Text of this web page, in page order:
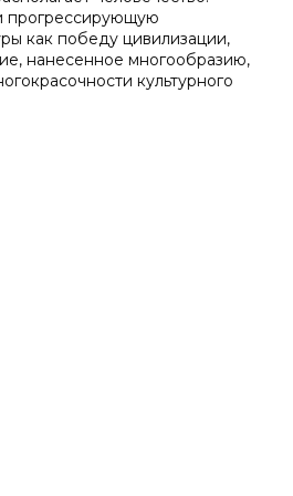
прогрессирующую
как победу цивилизации,
нанесенное многообразию,
культурного